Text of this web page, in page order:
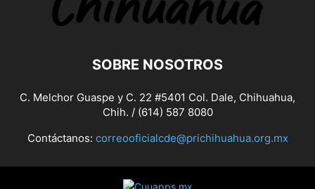
SOBRE NOSOTROS
C. Melchor Guaspe y C. 22 #5401 Col. Dale, Chihuahua,
Chih. / (614) 587 8080
Contáctanos: correooficialcde@prichihuahua.org.mx